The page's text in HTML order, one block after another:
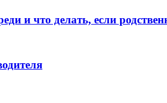
и что делать, если